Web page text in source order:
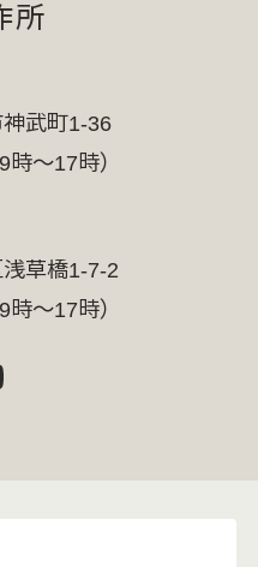
所
武町1-36
～17時）
草橋1-7-2
～17時）